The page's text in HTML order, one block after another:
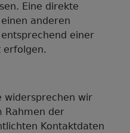
Eine direkte
anderen
einer
erfolgen.
widersprechen wir
Rahmen der
Kontaktdaten